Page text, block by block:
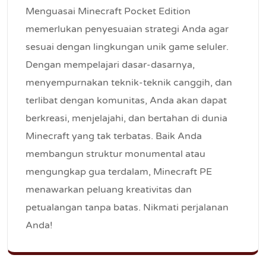
Menguasai Minecraft Pocket Edition
memerlukan penyesuaian strategi Anda agar
sesuai dengan lingkungan unik game seluler.
Dengan mempelajari dasar-dasarnya,
menyempurnakan teknik-teknik canggih, dan
terlibat dengan komunitas, Anda akan dapat
berkreasi, menjelajahi, dan bertahan di dunia
Minecraft yang tak terbatas. Baik Anda
membangun struktur monumental atau
mengungkap gua terdalam, Minecraft PE
menawarkan peluang kreativitas dan
petualangan tanpa batas. Nikmati perjalanan
Anda!